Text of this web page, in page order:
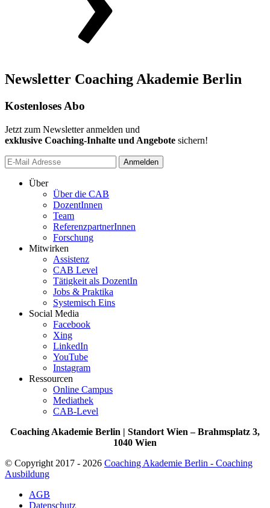
Newsletter Coaching Akademie Berlin
Kostenloses Abo
Jetzt zum Newsletter anmelden und
exklusive Coaching-Inhalte und Angebote sichern!
Anmelden
Über
Über die CAB
DozentInnen
Team
ReferenzpartnerInnen
Forschung
Mitwirken
Assistenz
CAB Level
Tätigkeit als DozentIn
Jobs & Praktika
Systemisch Eins
Social Media
Facebook
Xing
LinkedIn
YouTube
Instagram
Ressourcen
Online Campus
Mediathek
CAB-Level
Coaching Akademie Berlin | Standort Wien – Brahmsplatz 3,
1040 Wien
© Copyright 2017 - 2026 Coaching Akademie Berlin - Coaching
Ausbildung
AGB
Datenschutz